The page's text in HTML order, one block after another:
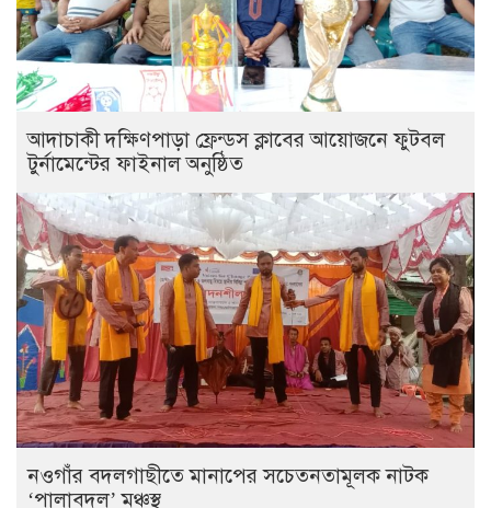
আদাচাকী দক্ষিণপাড়া ফ্রেন্ডস ক্লাবের আয়োজনে ফুটবল
টুর্নামেন্টের ফাইনাল অনুষ্ঠিত
নওগাঁর বদলগাছীতে মানাপের সচেতনতামূলক নাটক
‘পালাবদল’ মঞ্চস্থ